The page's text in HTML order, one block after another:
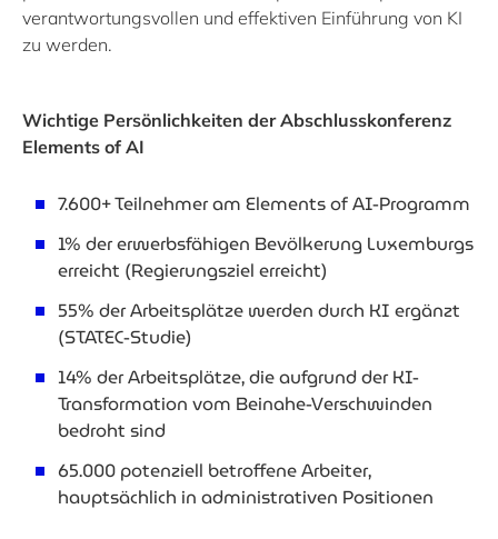
verantwortungsvollen und effektiven Einführung von KI
zu werden.
Wichtige Persönlichkeiten der Abschlusskonferenz
Elements of AI
7.600+ Teilnehmer am Elements of AI-Programm
1% der erwerbsfähigen Bevölkerung Luxemburgs
erreicht (Regierungsziel erreicht)
55% der Arbeitsplätze werden durch KI ergänzt
(STATEC-Studie)
14% der Arbeitsplätze, die aufgrund der KI-
Transformation vom Beinahe-Verschwinden
bedroht sind
65.000 potenziell betroffene Arbeiter,
hauptsächlich in administrativen Positionen